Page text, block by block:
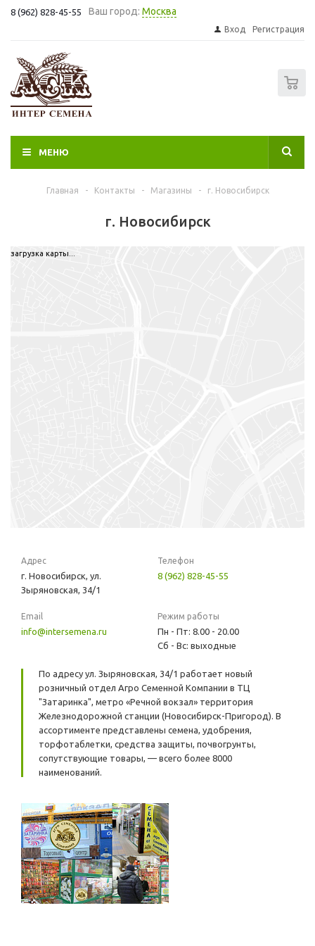
8 (962) 828-45-55 Ваш город: Москва
Вход Регистрация
МЕНЮ
Главная - Контакты - Магазины - г. Новосибирск
г. Новосибирск
загрузка карты...
Адрес
г. Новосибирск, ул.
Зыряновская, 34/1
Телефон
8 (962) 828-45-55
Email
info@intersemena.ru
Режим работы
Пн - Пт: 8.00 - 20.00
Сб - Вс: выходные
По адресу ул. Зыряновская, 34/1 работает новый
розничный отдел Агро Семенной Компании в ТЦ
"Затаринка", метро «Речной вокзал» территория
Железнодорожной станции (Новосибирск-Пригород). В
ассортименте представлены семена, удобрения,
торфотаблетки, средства защиты, почвогрунты,
сопутствующие товары, — всего более 8000
наименований.